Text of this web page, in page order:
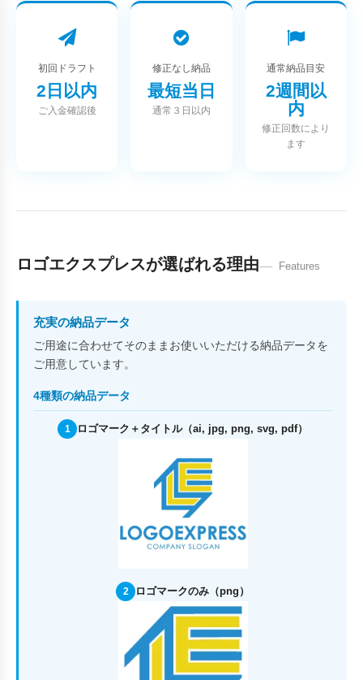
初回ドラフト
2日以内
ご入金確認後
修正なし納品
最短当日
通常３日以内
通常納品目安
2週間以
内
修正回数により
ます
ロゴエクスプレスが選ばれる理由 Features
充実の納品データ
ご用途に合わせてそのままお使いいただける納品データを
ご用意しています。
4種類の納品データ
1 ロゴマーク＋タイトル（ai, jpg, png, svg, pdf）
2 ロゴマークのみ（png）